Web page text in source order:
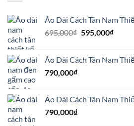
Áo Dài Cách Tân Nam
695,000₫ Giá
695,000₫.
595,000₫Giá
là:
Áo Dài Cách Tân Nam
790,000₫
Áo Dài Cách Tân Nam
790,000₫